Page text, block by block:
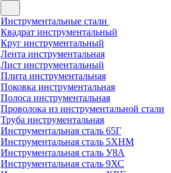
Инструментальные стали
Квадрат инструментальный
Круг инструментальный
Лента инструментальная
Лист инструментальный
Плита инструментальная
Поковка инструментальная
Полоса инструментальная
Проволока из инструментальной стали
Труба инструментальная
Инструментальная сталь 65Г
Инструментальная сталь 5ХНМ
Инструментальная сталь У8А
Инструментальная сталь 9ХС